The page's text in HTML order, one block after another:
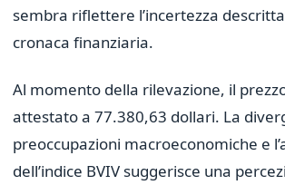
sembra riflettere l’incertezza
cronaca finanziaria.
Al momento della rilevazione, il
attestato a 77.380,63 dollari. La
preoccupazioni macroeconomiche e
dell’indice BVIV suggerisce una